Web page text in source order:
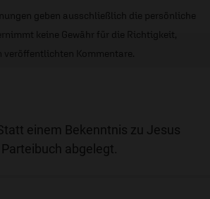
geben ausschließlich die persönliche
keine Gewähr für die Richtigkeit,
Kommentare.
einem Bekenntnis zu Jesus
abgelegt.